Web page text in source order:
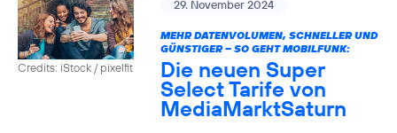
Credits: iStock / pixelfit
29. November 2024
MEHR DATENVOLUMEN, SCHNELLER UND
GÜNSTIGER – SO GEHT MOBILFUNK:
Die neuen Super
Select Tarife von
MediaMarktSaturn